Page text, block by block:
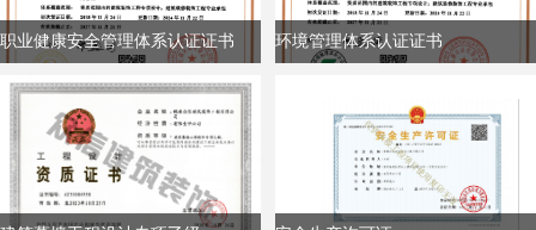
职业健康安全管理体系认证证书 环境管理体系认证证书